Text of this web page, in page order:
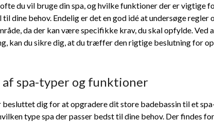
du vil bruge din spa, og hvilke funktioner der er vigtige
til dine behov. Endelig er det en god idé at undersøge
da der kan være specifikke krav, du skal opfylde. Ved
kan du sikre dig, at du træffer den rigtige beslutning for
af spa-typer og funktioner
besluttet dig for at opgradere dit store badebassin til et
type spa der passer bedst til dine behov. Der findes